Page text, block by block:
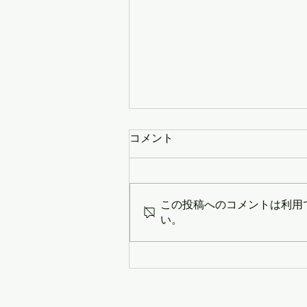
Median Price & Sales Count
コメント
この投稿へのコメントは利
い。